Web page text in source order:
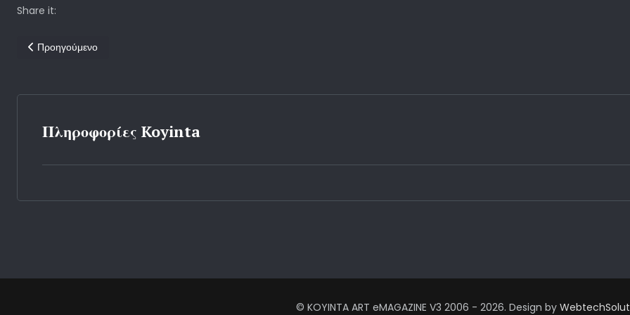
Share it:
Προηγούμενο άρθρο: Τζοάν Χάρις
Προηγούμενο
Πληροφορίες Koyinta
© KOYINTA ART eMAGAZINE V3 2006 - 2026. Design by